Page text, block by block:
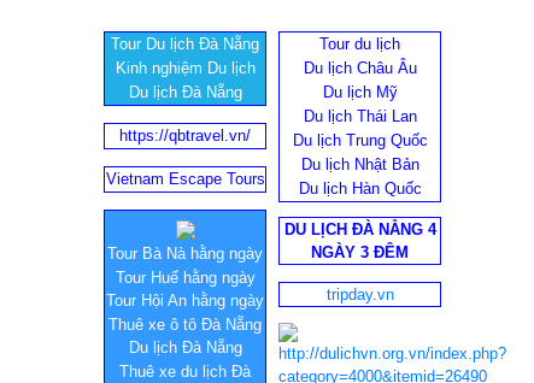
Tour Du lịch Đà Nẵng
Kinh nghiệm Du lịch
Du lịch Đà Nẵng
Tour du lịch
Du lịch Châu Âu
Du lịch Mỹ
Du lịch Thái Lan
Du lịch Trung Quốc
Du lịch Nhật Bản
Du lịch Hàn Quốc
https://qbtravel.vn/
Vietnam Escape Tours
Tour Bà Nà hằng ngày
Tour Huế hằng ngày
Tour Hội An hằng ngày
Thuê xe ô tô Đà Nẵng
Du lịch Đà Nẵng
Thuê xe du lịch Đà
DU LỊCH ĐÀ NẴNG 4
NGÀY 3 ĐÊM
tripday.vn